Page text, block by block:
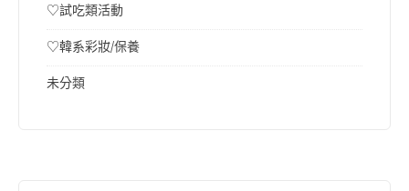
♡試吃類活動
♡韓系彩妝/保養
未分類